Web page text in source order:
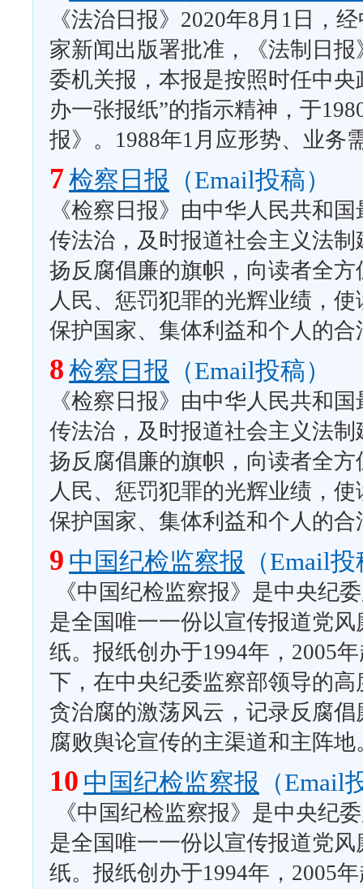
《法治日报》2020年8月1日，
家新闻出版署批准，《法制日
委机关报，本报是按照时任中
办一张报纸”的指示精神，于
报》。1988年1月应形势、业务
7检察日报 （Email投稿）
《检察日报》由中华人民共和
传法治，及时报道社会主义法
扬反腐倡廉的旗帜，向读者全
人民、惩罚犯罪的光辉业绩，
保护国家、集体利益和个人的
8 检察日报 （Email投稿）
《检察日报》由中华人民共和
传法治，及时报道社会主义法
扬反腐倡廉的旗帜，向读者全
人民、惩罚犯罪的光辉业绩，
保护国家、集体利益和个人的
9 中国纪检监察报 （Email
《中国纪检监察报》是中央纪
是全国唯一一份以宣传报道党
纸。报纸创办于1994年，2005
下，在中央纪委监察部领导的
贪治腐的激荡风云，记录反腐
腐败舆论宣传的主渠道和主阵地
10 中国纪检监察报 （Email
《中国纪检监察报》是中央纪
是全国唯一一份以宣传报道党
纸。报纸创办于1994年，2005